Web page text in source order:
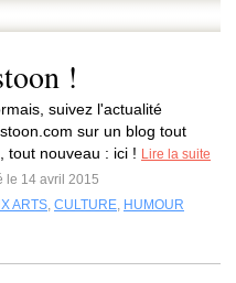
!
suivez l'actualité
sur un blog tout
tout nouveau : ici ! Lire la suite
le 14 avril 2015
ARTS, CULTURE, HUMOUR